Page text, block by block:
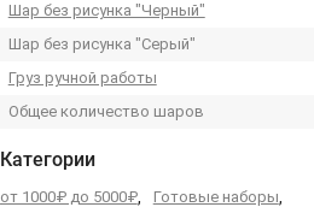
Шар без рисунка "Черный"
Шар без рисунка "Серый"
Груз ручной работы
Общее количество шаров
Категории
от 1000₽ до 5000₽, Готовые наборы,